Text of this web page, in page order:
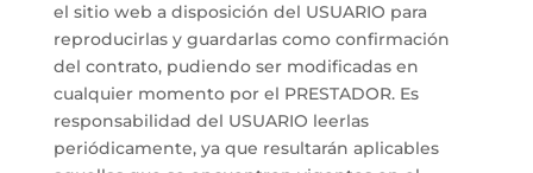
el sitio web a disposición del USUARIO para
reproducirlas y guardarlas como confirmación
del contrato, pudiendo ser modificadas en
cualquier momento por el PRESTADOR. Es
responsabilidad del USUARIO leerlas
periódicamente, ya que resultarán aplicables